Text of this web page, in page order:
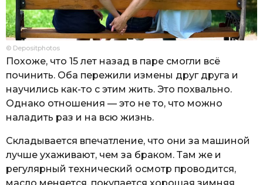
© Depositphotos
Похоже, что 15 лет назад в паре смогли всё
починить. Оба пережили измены друг друга и
научились как-то с этим жить. Это похвально.
Однако отношения — это не то, что можно
наладить раз и на всю жизнь.
Складывается впечатление, что они за машиной
лучше ухаживают, чем за браком. Там же и
регулярный технический осмотр проводится,